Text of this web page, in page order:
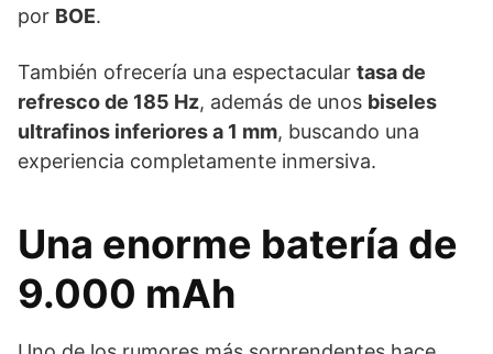
por BOE.
También ofrecería una espectacular tasa de
refresco de 185 Hz, además de unos biseles
ultrafinos inferiores a 1 mm, buscando una
experiencia completamente inmersiva.
Una enorme batería de
9.000 mAh